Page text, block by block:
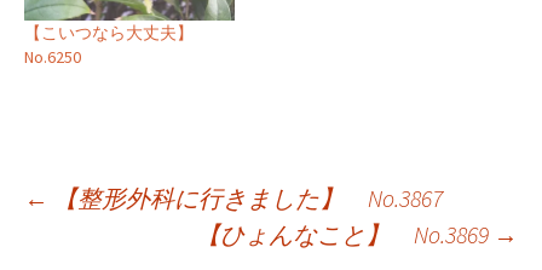
【こいつなら大丈夫】
No.6250
投←
【整形外科に行きました】 No.3867
【ひょんなこと】 No.3869 →